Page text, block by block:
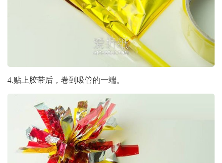
4.贴上胶带后，卷到吸管的一端。